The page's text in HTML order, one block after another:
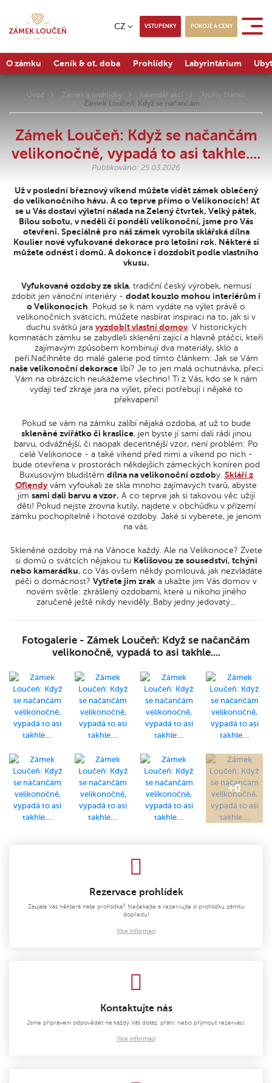
CZ VSTUPENKY POKOJE A CENY
O zámku Ceník & ot. doba Prohlídky Labyrintárium
Úvod Zámek a prohlídky Kalendář akcí
Archiv článků
Zámek Loučeň: Když se načančám…
Zámek Loučeň: Když se načančám
velikonočně, vypadá to asi takhle....
Publikováno: 25.03.2026
Už v poslední březnový víkend můžete vidět zámek oblečený
do velikonočního hávu. A co teprve přímo o Velikonocích! Ať
se u Vás dostaví výletní nálada na Zelený čtvrtek, Velký pátek,
Bílou sobotu, v neděli či pondělí velikonoční, jsme pro Vás
otevřeni. Speciálně pro náš zámek vyrobila sklářská dílna
Koulier nové vyfukované dekorace pro letošní rok. Některé si
můžete odnést i domů. A dokonce i dozdobit podle vlastního
vkusu.
Vyfukované ozdoby ze skla, tradiční český výrobek, nemusí
zdobit jen vánoční interiéry - dodat kouzlo mohou interiérům i
o Velikonocích. Pokud se k nám vydáte na výlet právě o
velikonočních svátcích, můžete nasbírat inspiraci na to, jak si v
duchu svátků jara vyzdobit vlastní domov. V historických
komnatách zámku se zabydleli sklenění zající a hlavně ptáčci, kteří
zajímavým způsobem kombinují dva materiály, sklo a
peří.Načíhněte do malé galerie pod tímto článkem: Jak se Vám
naše velikonoční dekoracelíbí? Je to jen malá ochutnávka, přeci
Vám na obrázcích neukážeme všechno! Ti z Vás, kdo se k nám
vydají teď zkraje jara na výlet, přeci potřebují i nějaké to
překvapení!
Pokud se vám na zámku zalíbí nějaká ozdoba, ať už to bude
skleněné zvířátko či kraslice, jen byste jí sami dali rádi jinou
barvu, odvážnější, či naopak decentnější vzor, není problém: Po
celé Velikonoce - a také víkend před nimi a víkend po nich -
bude otevřena v prostorách někdejších zámeckých koníren pod
Buxusovým bludištěm dílna na velikonoční ozdoby. Skláří z
Oflendy vám vyfoukali ze skla mnoho zajímavých tvarů, abyste
jim sami dali barvu a vzor. A co teprve jak si takovou věc užijí
děti! Pokud nejste zrovna kutily, najdete v obchůdku v přízemí
zámku pochopitelně i hotové ozdoby. Jaké si vyberete, je jenom
na vás.
Skleněné ozdoby má na Vánoce každý. Ale na Velikonoce? Zvete
si domů o svátcích nějakou tu Kelišovou ze sousedství, tchýni
nebo kamarádku, co Vás ovšem někdy pomlouvá, jak nezvládáte
péči o domácnost? Vytřete jim zrak a ukažte jim Vás domov v
novém světle: zkrášlený ozdobami, které u nikoho jiného
zaručeně ještě nikdy neviděly..Baby jedny jedovatý...
Fotogalerie - Zámek Loučeň: Když se načančám
velikonočně, vypadá to asi takhle....
Rezervace prohlídek
Zaujala Vás některá naše prohlídka? Nečekejte a rezervujte si prohlídku zámku
dopředu!
Více informací
Kontaktujte nás
Jsme připraveni odpovědět na každý Váš dotaz, přání, nebo přijmout rezervaci.
Více informací